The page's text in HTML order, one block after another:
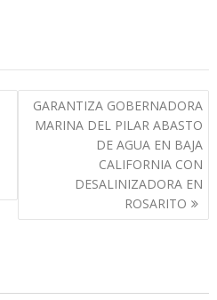
GARANTIZA GOBERNADORA
MARINA DEL PILAR ABASTO
DE AGUA EN BAJA
CALIFORNIA CON
DESALINIZADORA EN
ROSARITO